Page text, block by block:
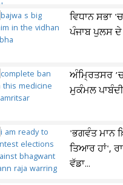
ਵਿਧਾਨ ਸਭਾ
ਪੰਜਾਬ ਪੁਲਸ
ਅੰਮ੍ਰਿਤਸਰ
ਮੁਕੰਮਲ
'ਭਗਵੰਤ ਮਾਨ
ਤਿਆਰ ਹਾਂ',
ਵੱਡਾ...